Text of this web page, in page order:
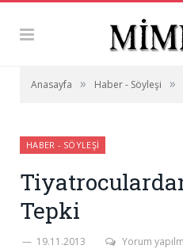
Anasayfa » Haber - Söyleşi »
HABER - SÖYLEŞI
Tepki
19.11.2013 Yorum